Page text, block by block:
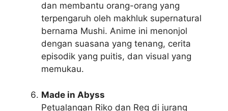
dan membantu orang-orang yang
terpengaruh oleh makhluk supernatural
bernama Mushi. Anime ini menonjol
dengan suasana yang tenang, cerita
episodik yang puitis, dan visual yang
memukau.
Made in Abyss
Petualangan Riko dan Reg di jurang